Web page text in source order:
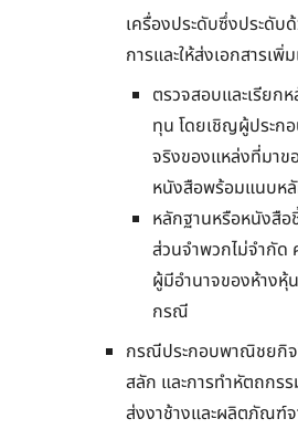
เครื่องประดับซึ่งประดั
การและให้ส่งเอกสารเพิ่
ตรวจสอบและเรียก
ทุน โดยเชิญผู้ประก
จริงของแหล่งที่มาข
หนังสือพร้อมแนบห
หลักฐานหรือหนังสือ
ส่วนจำพวกไม่จำกัด
ผู้มีอำนาจของห้าง
กรณี
กรณีประกอบพาณิชยกิจ
สลัก และการทำหัตถกร
ส่งงาช้างและผลิตภัณฑ์จ